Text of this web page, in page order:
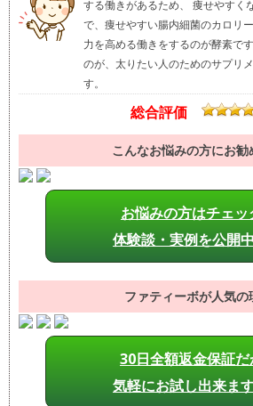
する働きがあるため、 痩せやすく
で、痩せやすい腸内細菌のカロリ
力を高める働きをするのが酵素で
のが、太りたい人のためのサプリ
す。
総合評価
こんなお悩みの方にお勧
お悩みの方はチェッ
体験談・実例を公開
ファティーボが人気の
30日全額返金保証だ
気軽にお試し出来ま